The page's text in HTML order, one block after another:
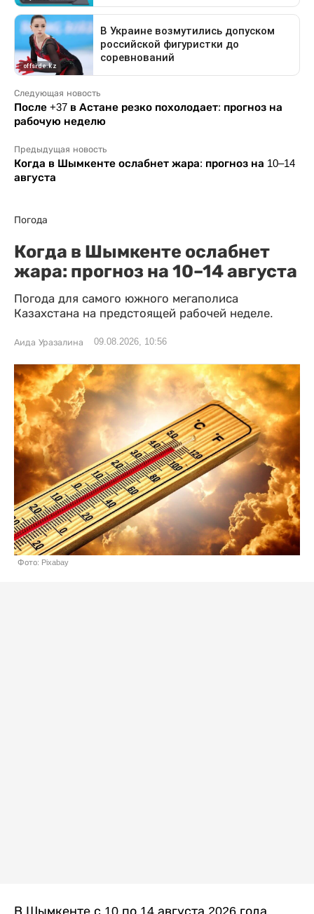
Следующая новость
После +37 в Астане резко похолодает: прогноз на
рабочую неделю
Предыдущая новость
Когда в Шымкенте ослабнет жара: прогноз на 10–14
августа
Погода
Когда в Шымкенте ослабнет
жара: прогноз на 10–14 августа
Погода для самого южного мегаполиса
Казахстана на предстоящей рабочей неделе.
Аида Уразалина 09.08.2026, 10:56
Фото: Pixabay
В Шымкенте с 10 по 14 августа 2026 года